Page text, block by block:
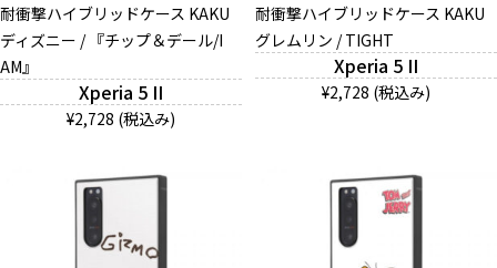
耐衝撃ハイブリッドケース KAKU
ディズニー / 『チップ＆デール/I
AM』
Xperia 5 II
¥2,728 (税込み)
耐衝撃ハイブリッドケース KAKU
グレムリン / TIGHT
Xperia 5 II
¥2,728 (税込み)